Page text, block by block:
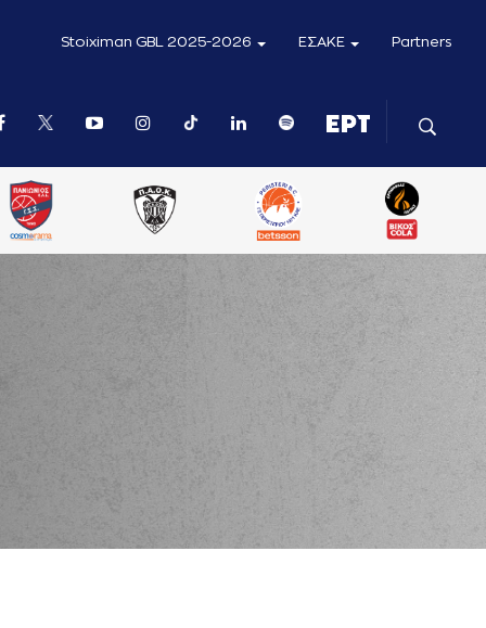
Stoiximan GBL 2025-2026 ΕΣΑΚΕ Partners